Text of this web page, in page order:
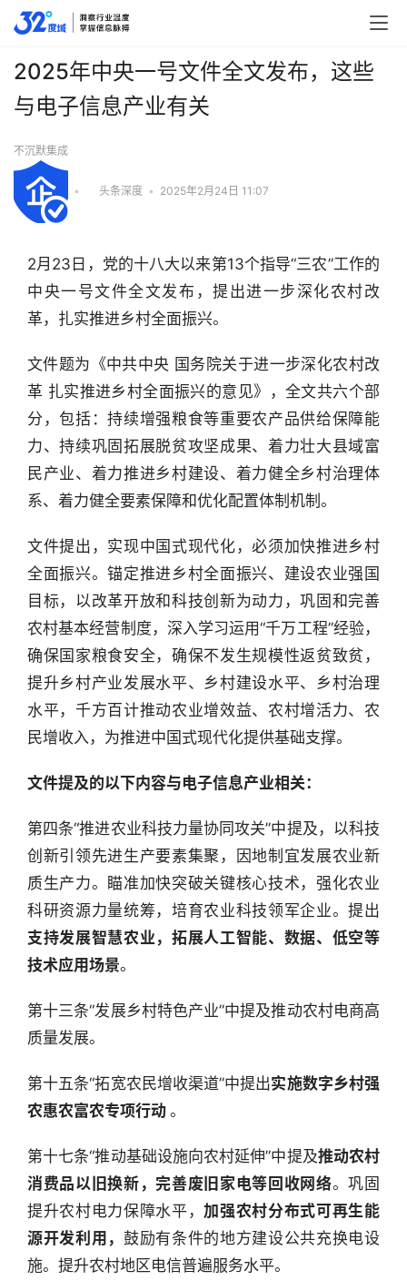
行
快
报
资
讯
选
头
深
度
2025年中央一号文件全文发布，这些
与电子信息产业有关
不沉默集成
• 头条深度 • 2025年2月24日 11:07
2月23日，党的十八大以来第13个指导“三农”工作的
中央一号文件全文发布，提出进一步深化农村改
革，扎实推进乡村全面振兴。
文件题为《中共中央 国务院关于进一步深化农村改
革 扎实推进乡村全面振兴的意见》，全文共六个部
分，包括：持续增强粮食等重要农产品供给保障能
力、持续巩固拓展脱贫攻坚成果、着力壮大县域富
民产业、着力推进乡村建设、着力健全乡村治理体
系、着力健全要素保障和优化配置体制机制。
文件提出，实现中国式现代化，必须加快推进乡村
全面振兴。锚定推进乡村全面振兴、建设农业强国
目标，以改革开放和科技创新为动力，巩固和完善
农村基本经营制度，深入学习运用“千万工程”经验，
确保国家粮食安全，确保不发生规模性返贫致贫，
提升乡村产业发展水平、乡村建设水平、乡村治理
水平，千方百计推动农业增效益、农村增活力、农
民增收入，为推进中国式现代化提供基础支撑。
文件提及的以下内容与电子信息产业相关：
第四条“推进农业科技力量协同攻关”中提及，以科技
创新引领先进生产要素集聚，因地制宜发展农业新
质生产力。瞄准加快突破关键核心技术，强化农业
科研资源力量统筹，培育农业科技领军企业。提出
支持发展智慧农业，拓展人工智能、数据、低空等
技术应用场景。
第十三条“发展乡村特色产业”中提及推动农村电商高
质量发展。
第十五条“拓宽农民增收渠道”中提出实施数字乡村强
农惠农富农专项行动 。
第十七条“推动基础设施向农村延伸”中提及推动农村
消费品以旧换新，完善废旧家电等回收网络。巩固
提升农村电力保障水平，加强农村分布式可再生能
源开发利用， 鼓励有条件的地方建设公共充换电设
施。提升农村地区电信普遍服务水平。